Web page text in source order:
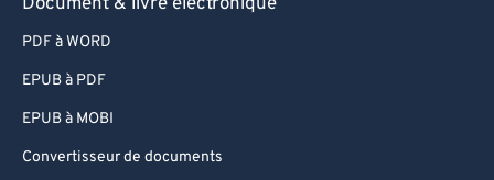
PDF à WORD
EPUB à PDF
EPUB à MOBI
Convertisseur de documents